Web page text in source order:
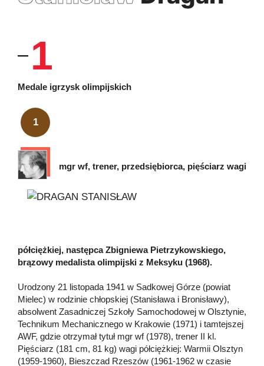
1
Medale igrzysk olimpijskich
1
mgr wf, trener, przedsiębiorca, pięściarz wagi
półciężkiej, następca Zbigniewa Pietrzykowskiego,
brązowy medalista olimpijski z Meksyku (1968).
Urodzony 21 listopada 1941 w Sadkowej Górze (powiat
Mielec) w rodzinie chłopskiej (Stanisława i Bronisławy),
absolwent Zasadniczej Szkoły Samochodowej w Olsztynie,
Technikum Mechanicznego w Krakowie (1971) i tamtejszej
AWF, gdzie otrzymał tytuł mgr wf (1978), trener II kl.
Pięściarz (181 cm, 81 kg) wagi półciężkiej: Warmii Olsztyn
(1959-1960), Bieszczad Rzeszów (1961-1962 w czasie